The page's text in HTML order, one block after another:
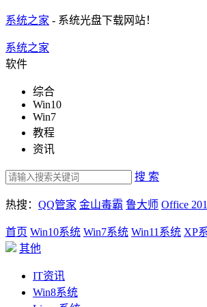
系统之家 - 系统光盘下载网站！
系统之家
软件
综合
Win10
Win7
教程
资讯
搜 索
热搜： QQ管家 金山毒霸 鲁大师 Office
首页 Win10系统 Win7系统 Win11系统 XP
其他
IT资讯
Win8系统